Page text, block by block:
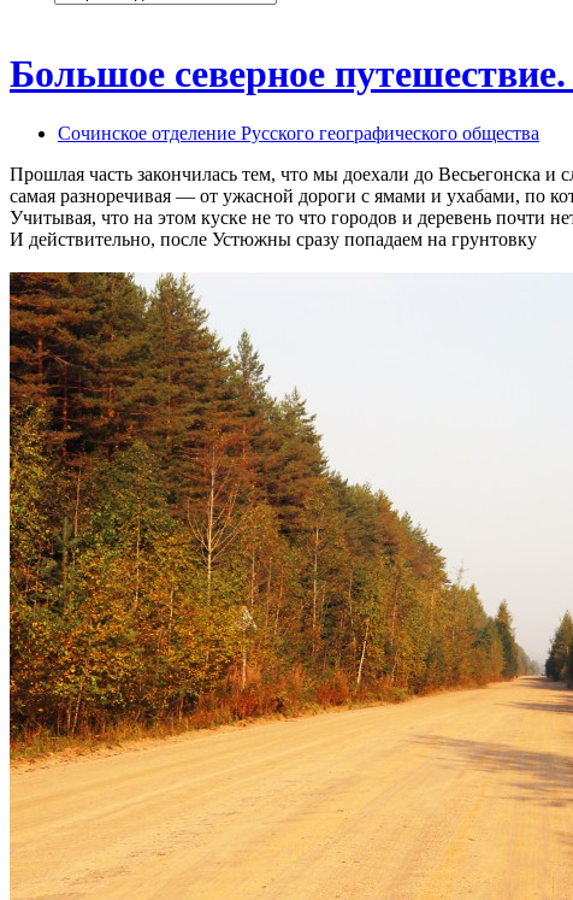
Большое северное
Сочинское отделение Русского географического общества
Прошлая часть закончилась тем, что мы доехали до Весьегонска
самая разноречивая — от ужасной дороги с ямами и ухабами, по
Учитывая, что на этом куске не то что городов и деревень почти
И действительно, после Устюжны сразу попадаем на грунтовку